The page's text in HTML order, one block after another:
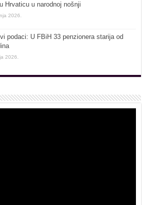
Hrvaticu u narodnoj nošnji
2026.
podaci: U FBiH 33 penzionera starija od
2026.